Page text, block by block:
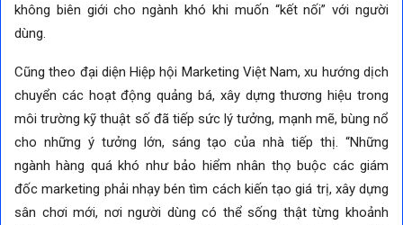
không biên giới cho ngành khó khi muốn “kết nối” với người
dùng.
Cũng theo đại diện Hiệp hội Marketing Việt Nam, xu hướng dịch
chuyển các hoạt động quảng bá, xây dựng thương hiệu trong
môi trường kỹ thuật số đã tiếp sức lý tưởng, mạnh mẽ, bùng nổ
cho những ý tưởng lớn, sáng tạo của nhà tiếp thị. “Những
ngành hàng quá khó như bảo hiểm nhân thọ buộc các giám
đốc marketing phải nhạy bén tìm cách kiến tạo giá trị, xây dựng
sân chơi mới, nơi người dùng có thể sống thật từng khoảnh